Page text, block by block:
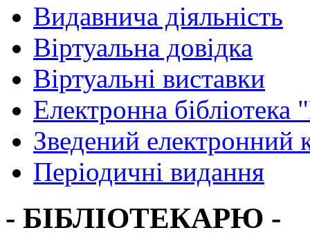
Видавнича діяльність
Віртуальна довідка
Віртуальні виставки
Електронна
Зведений електронний
Періодичні видання
- БІБЛІОТЕКАРЮ -